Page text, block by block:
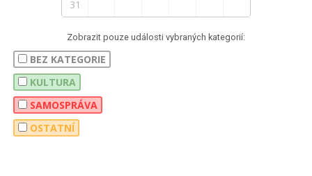
31
Zobrazit pouze události vybraných kategorií:
BEZ KATEGORIE
KULTURA
SAMOSPRÁVA
OSTATNÍ